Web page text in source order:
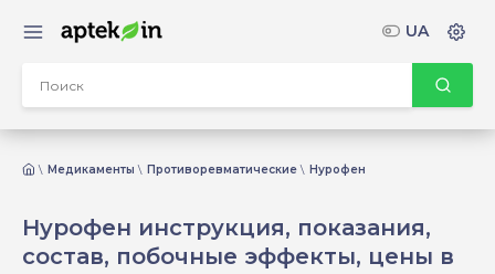
Медикаменты Противоревматические Нурофен
Нурофен инструкция, показания,
состав, побочные эффекты, цены в
UA